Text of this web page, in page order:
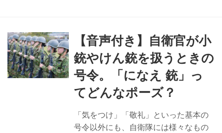
子を紹介しよう。 多くの観客が訪れる
70年以上続く伝統行事 防衛大学校（防
大）の開校記念祭（開校祭）は、例年
11月の土、日曜日の2日間にわたり開催
される。 一般大学の学園祭にあたる行
事だが、「お祭り要素だけでなく、観
閲式や儀じょう、訓練展示など、将来
の幹部自衛官となるわれわれの訓練の
【音声付き】自衛官が小
銃やけん銃を扱うときの
号令。「になえ 銃」っ
てどんなポーズ？
「気をつけ」「敬礼」といった基本の
号令以外にも、自衛隊には様々なもの